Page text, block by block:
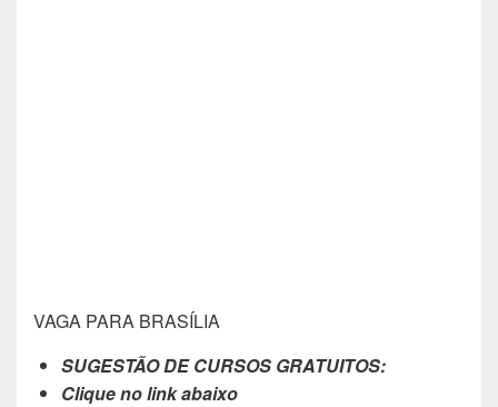
VAGA PARA BRASÍLIA
SUGESTÃO DE CURSOS GRATUITOS:
Clique no link abaixo